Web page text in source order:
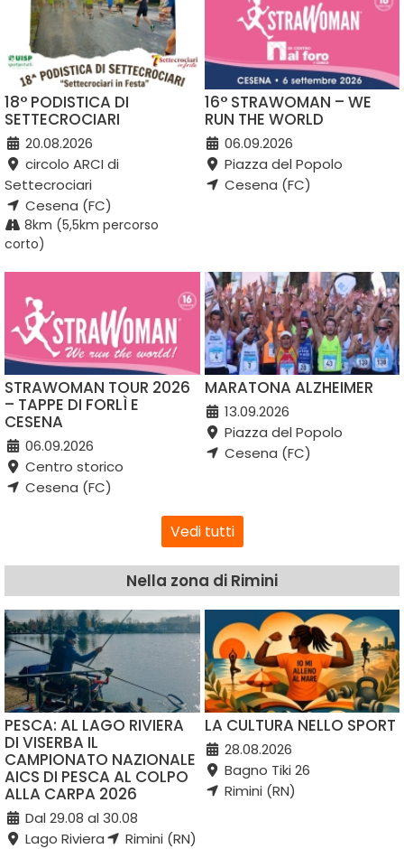
18° PODISTICA DI
SETTECROCIARI
20.08.2026
circolo ARCI di
Settecrociari
Cesena (FC)
8km (5,5km percorso
corto)
16° STRAWOMAN – WE
RUN THE WORLD
06.09.2026
Piazza del Popolo
Cesena (FC)
STRAWOMAN TOUR 2026
– TAPPE DI FORLÌ E
CESENA
06.09.2026
Centro storico
Cesena (FC)
MARATONA ALZHEIMER
13.09.2026
Piazza del Popolo
Cesena (FC)
Vedi tutti
Nella zona di Rimini
PESCA: AL LAGO RIVIERA
DI VISERBA IL
CAMPIONATO NAZIONALE
AICS DI PESCA AL COLPO
ALLA CARPA 2026
Dal 29.08 al 30.08
Lago Riviera
Rimini (RN)
LA CULTURA NELLO SPORT
28.08.2026
Bagno Tiki 26
Rimini (RN)